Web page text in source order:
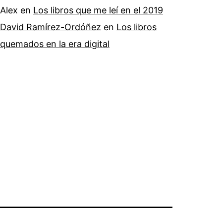
Alex en Los libros que me leí en el 2019
David Ramírez-Ordóñez en Los libros
quemados en la era digital